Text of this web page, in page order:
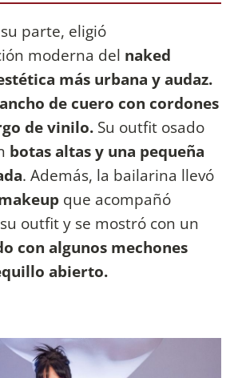
parte, eligió
moderna del naked
más urbana y audaz.
de cuero con cordones
de vinilo. Su outfit osado
botas altas y una pequeña
. Además, la bailarina llevó
que acompañó
outfity se mostró con un
con algunos mechones
abierto.